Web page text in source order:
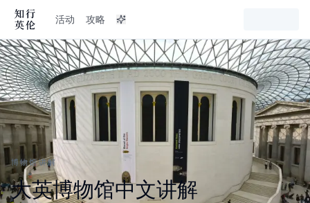
活动 攻略
博物馆讲解
大英博物馆中文讲解